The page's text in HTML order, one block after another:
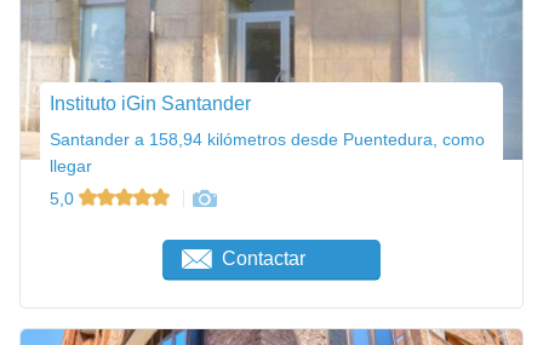
Instituto iGin Santander
Santander a 158,94 kilómetros desde Puentedura, como
llegar
5,0
Contactar